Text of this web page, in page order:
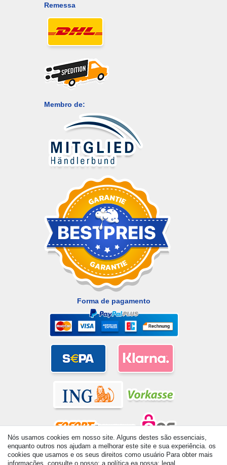
Remessa
Membro de:
Forma de pagamento
© Copyright 2026 | Todos os direitos reservados. - All rights
reserved. Prices incl. VAT. 19% VAT Basic prices see article detail
Nós usamos cookies em nosso site. Alguns destes são essenciais,
enquanto outros nos ajudam a melhorar este site e sua experiência. os
cookies que usamos e os seus direitos como usuário Para obter mais
informações, consulte o nosso: a política ea nossa: legal.